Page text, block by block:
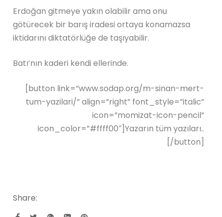
Erdoğan gitmeye yakın olabilir ama onu
götürecek bir barış iradesi ortaya konamazsa
iktidarını diktatörlüğe de taşıyabilir.
Batı’nın kaderi kendi ellerinde.
[button link=”www.sodap.org/m-sinan-mert-
tum-yazilari/” align=”right” font_style=”italic”
icon=”momizat-icon-pencil”
icon_color=”#ffff00″]Yazarın tüm yazıları..
[/button]
Share: